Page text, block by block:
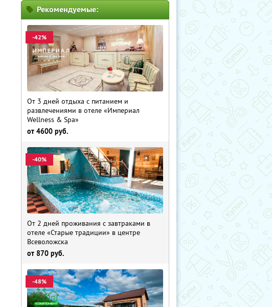
Рекомендуемые:
-42%
От 3 дней отдыха с питанием и
развлечениями в отеле «Империал
Wellness & Spa»
от 4600 руб.
-40%
От 2 дней проживания с завтраками в
отеле «Старые традиции» в центре
Всеволожска
от 870 руб.
-48%